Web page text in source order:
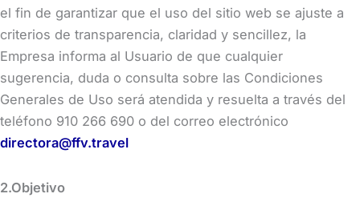
el fin de garantizar que el uso del sitio web se ajuste a
criterios de transparencia, claridad y sencillez, la
Empresa informa al Usuario de que cualquier
sugerencia, duda o consulta sobre las Condiciones
Generales de Uso será atendida y resuelta a través del
teléfono 910 266 690 o del correo electrónico
directora@ffv.travel
2.Objetivo